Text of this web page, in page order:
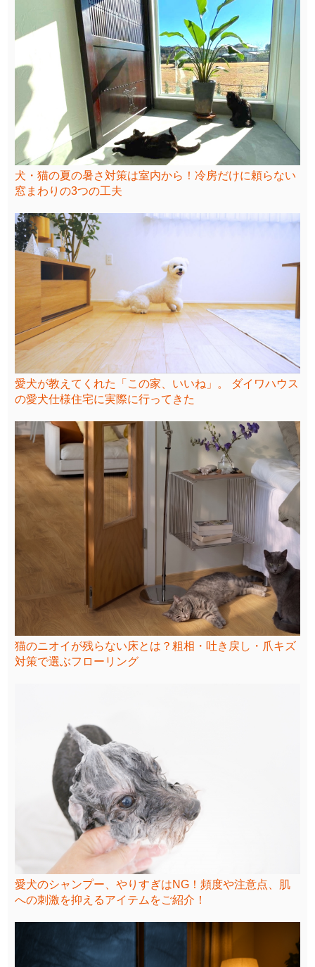
犬・猫の夏の暑さ対策は室内から！冷房だけに頼らない
窓まわりの3つの工夫
愛犬が教えてくれた「この家、いいね」。 ダイワハウス
の愛犬仕様住宅に実際に行ってきた
猫のニオイが残らない床とは？粗相・吐き戻し・爪キズ
対策で選ぶフローリング
愛犬のシャンプー、やりすぎはNG！頻度や注意点、肌
への刺激を抑えるアイテムをご紹介！